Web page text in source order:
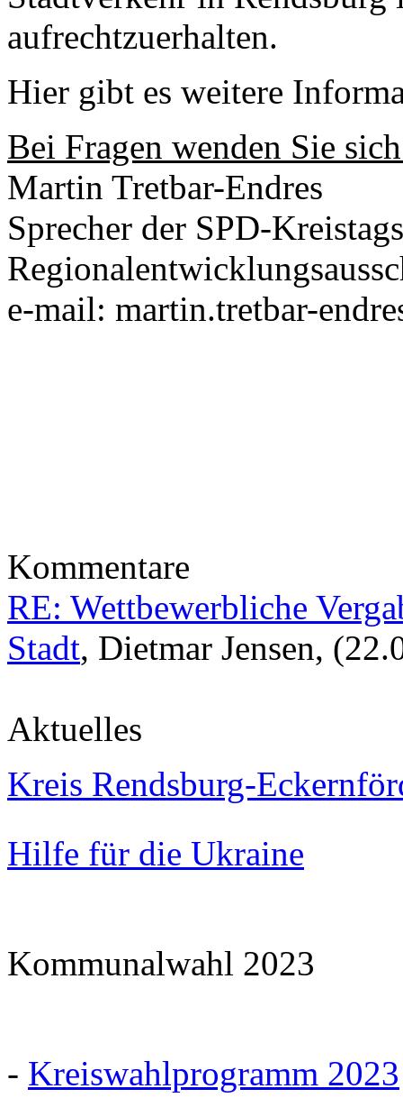
aufrechtzuerhalten.
Hier gibt es weitere
Bei Fragen wenden Sie
Martin Tretbar-Endres
Sprecher der SPD-
e-mail: martin.tretbar-
Kommentare
RE: Wettbewerbliche
Stadt, Dietmar Jensen,
Aktuelles
Kreis Rendsburg-
Hilfe für die Ukraine
Kommunalwahl 2023
- Kreiswahlprogramm 2023